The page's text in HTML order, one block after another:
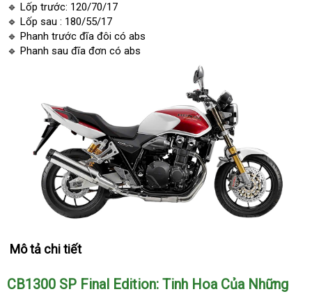
🔹 Lốp trước: 120/70/17
🔹 Lốp sau : 180/55/17
🔹 Phanh trước đĩa đôi có abs
🔹 Phanh sau đĩa đơn có abs
Mô tả chi tiết
CB1300 SP Final Edition: Tinh Hoa Của Những